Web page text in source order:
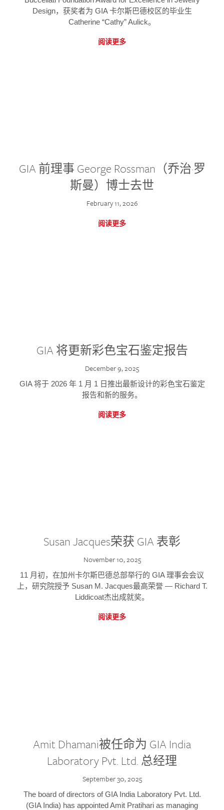
Design，获奖者为 GIA 卡尔斯巴德校区的毕业生
Catherine “Cathy” Aulick。
阅读更多
GIA 前理事 George Rossman（乔治·罗
斯曼）博士去世
February 11, 2026
阅读更多
GIA 将更新彩色宝石鉴定报告
December 9, 2025
GIA 将于 2026 年 1 月 1 日推出最新设计的彩色宝石鉴定
报告和新的服务。
阅读更多
Susan Jacques荣获 GIA 表彰
November 10, 2025
11 月初，在加州卡尔斯巴德总部举行的 GIA 理事会会议
上，研究院授予 Susan M. Jacques最高荣誉 — Richard T.
Liddicoat杰出成就奖。
阅读更多
Amit Dhamani被任命为 GIA India
Laboratory Pvt. Ltd. 总经理
September 30, 2025
The board of directors of GIA India Laboratory Pvt. Ltd.
(GIA India) has appointed Amit Pratihari as managing